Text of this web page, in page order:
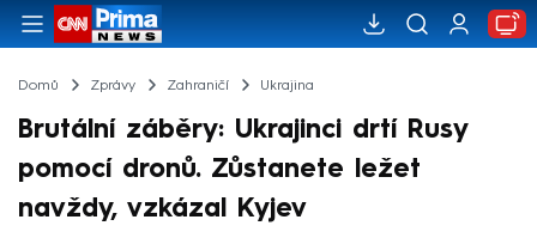
Domů Zprávy Zahraničí Ukrajina
Brutální záběry: Ukrajinci drtí Rusy
pomocí dronů. Zůstanete ležet
navždy, vzkázal Kyjev